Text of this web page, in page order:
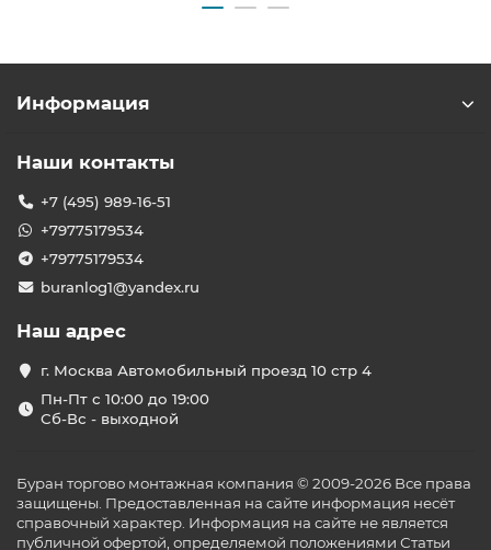
Информация
Наши контакты
+7 (495) 989-16-51
+79775179534
+79775179534
buranlog1@yandex.ru
Наш адрес
г. Москва Автомобильный проезд 10 стр 4
Пн-Пт с 10:00 до 19:00
Сб-Вс - выходной
Буран торгово монтажная компания © 2009-2026 Все права
защищены. Предоставленная на сайте информация несёт
справочный характер. Информация на сайте не является
публичной офертой, определяемой положениями Статьи